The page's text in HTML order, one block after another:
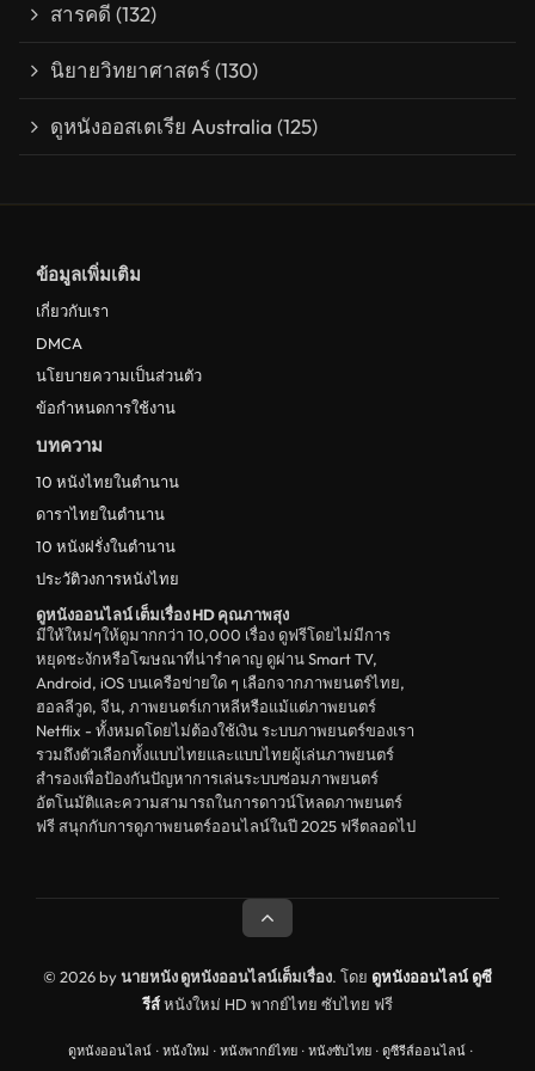
สารคดี (132)
นิยายวิทยาศาสตร์(130)
ดูหนังออสเตเรีย Australia (125)
ข้อมูลเพิ่มเติม
เกี่ยวกับเรา
DMCA
นโยบายความเป็นส่วนตัว
ข้อกำหนดการใช้งาน
บทความ
10 หนังไทยในตำนาน
ดาราไทยในตำนาน
10 หนังฝรั่งในตำนาน
ประวัติวงการหนังไทย
ดูหนังออนไลน์ เต็มเรื่อง HD คุณภาพสุง
มีให้ใหม่ๆให้ดูมากกว่า 10,000 เรื่อง ดูฟรีโดยไม่มีการ
หยุดชะงักหรือโฆษณาที่น่ารำคาญ ดูผ่าน Smart TV,
Android, iOS บนเครือข่ายใด ๆ เลือกจากภาพยนตร์ไทย,
ฮอลลีวูด, จีน, ภาพยนตร์เกาหลีหรือแม้แต่ภาพยนตร์
Netflix - ทั้งหมดโดยไม่ต้องใช้เงิน ระบบภาพยนตร์ของเรา
รวมถึงตัวเลือกทั้งแบบไทยและแบบไทยผู้เล่นภาพยนตร์
สำรองเพื่อป้องกันปัญหาการเล่นระบบซ่อมภาพยนตร์
อัตโนมัติและความสามารถในการดาวน์โหลดภาพยนตร์
ฟรี สนุกกับการดูภาพยนตร์ออนไลน์ในปี 2025 ฟรีตลอดไป
© 2026 byนายหนัง ดูหนังออนไลน์เต็มเรื่อง. โดย ดูหนังออนไลน์ ดูซี
รีส์หนังใหม่ HD พากย์ไทย ซับไทย ฟรี
ดูหนังออนไลน์ · หนังใหม่ · หนังพากย์ไทย · หนังซับไทย · ดูซีรีส์ออนไลน์ ·